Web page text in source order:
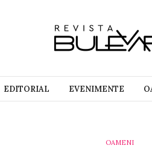
EDITORIAL EVENIMENTE
OAMENI